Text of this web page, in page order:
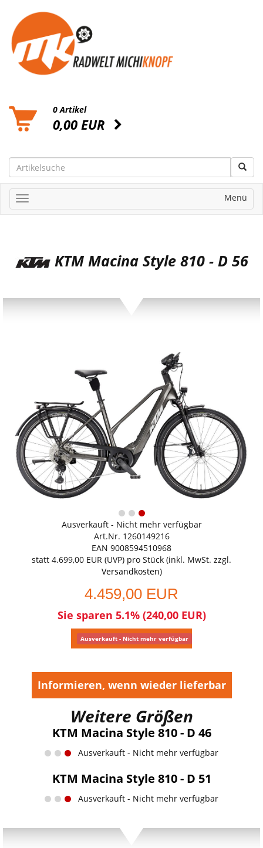
0 Artikel
0,00 EUR
Menü
KTM Macina Style 810 - D 56
Ausverkauft - Nicht mehr verfügbar
Art.Nr. 1260149216
EAN 9008594510968
statt 4.699,00 EUR (UVP) pro Stück (inkl. MwSt. zzgl.
Versandkosten)
4.459,00 EUR
Sie sparen 5.1% (240,00 EUR)
Ausverkauft - Nicht mehr verfügbar
Informieren, wenn wieder lieferbar
Weitere Größen
KTM Macina Style 810 - D 46
Ausverkauft - Nicht mehr verfügbar
KTM Macina Style 810 - D 51
Ausverkauft - Nicht mehr verfügbar